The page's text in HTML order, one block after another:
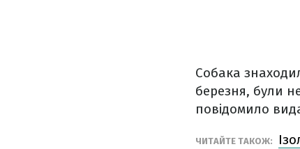
Собака
березня, були
повідомило
ЧИТАЙТЕ ТАКОЖ: